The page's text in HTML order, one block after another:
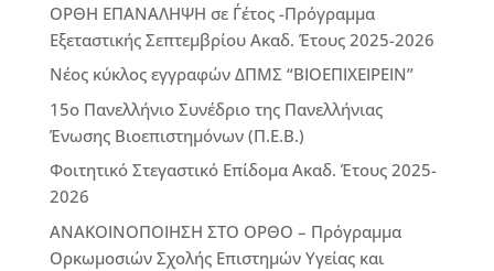
ΟΡΘΗ ΕΠΑΝΑΛΗΨΗ σε Γ΄έτος -Πρόγραμμα
Εξεταστικής Σεπτεμβρίου Ακαδ. Έτους 2025-2026
Νέος κύκλος εγγραφών ΔΠΜΣ “ΒΙΟΕΠΙΧΕΙΡΕΙΝ”
15ο Πανελλήνιο Συνέδριο της Πανελλήνιας
Ένωσης Βιοεπιστημόνων (Π.Ε.Β.)
Φοιτητικό Στεγαστικό Επίδομα Ακαδ. Έτους 2025-
2026
ΑΝΑΚΟΙΝΟΠΟΙΗΣΗ ΣΤΟ ΟΡΘΟ – Πρόγραμμα
Ορκωμοσιών Σχολής Επιστημών Υγείας και